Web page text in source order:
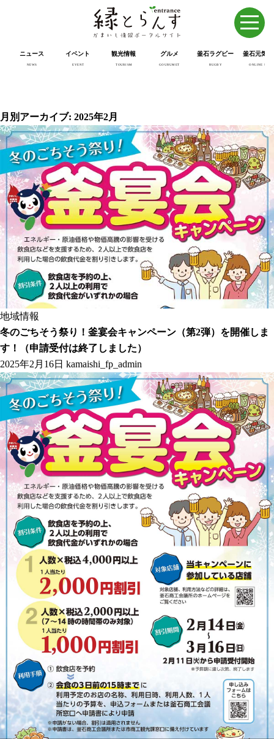
ニュース
NEWS
イベント
EVENT
観光情報
TOURISM
グルメ
GOURUMET
釜石ラグビー
RUGBY
釜石元気
ONLINE SHOP
月別アーカイブ: 2025年2月
地域情報
冬のごちそう祭り！釜宴会キャンペーン（第2弾）を開催しま
す！（申請受付は終了しました）
2025年2月16日 kamaishi_fp_admin